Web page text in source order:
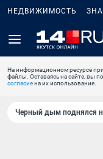
НЕДВИЖИМОСТЬ
На информационном ресурсе
файлы. Оставаясь на сайте, вы
согласиена их использование.
Черный дым поднялся